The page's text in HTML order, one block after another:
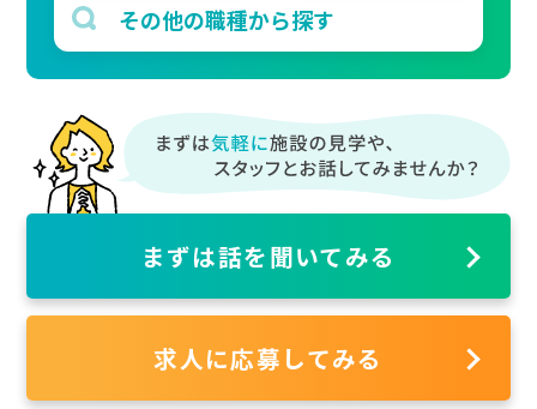
求人に応募してみる
まずは話を聞いてみる